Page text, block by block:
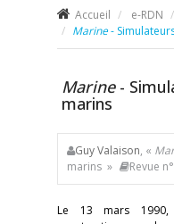
Accueil e-RDN
Marine-
Marine -
marins
Guy Valaison, «
marins »
Revue
Le 13 mars